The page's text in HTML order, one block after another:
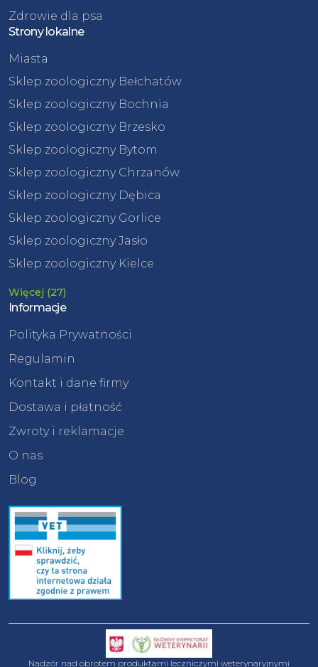
Zdrowie dla psa
Strony lokalne
Miasta
Sklep zoologiczny Bełchatów
Sklep zoologiczny Bochnia
Sklep zoologiczny Brzesko
Sklep zoologiczny Bytom
Sklep zoologiczny Chrzanów
Sklep zoologiczny Dębica
Sklep zoologiczny Gorlice
Sklep zoologiczny Jasło
Sklep zoologiczny Kielce
Więcej (27)
Informacje
Polityka Prywatności
Regulamin
Kontakt i dane firmy
Dostawa i płatność
Zwroty i reklamacje
O nas
Blog
Nadzór nad obrotem produktami leczniczymi weterynaryjnymi